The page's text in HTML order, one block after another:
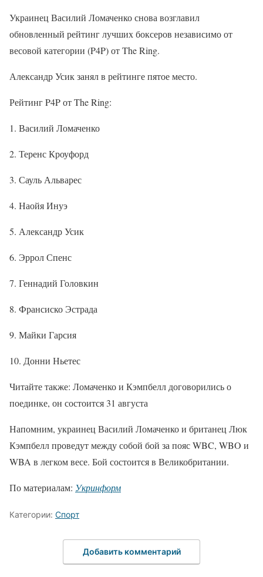
Украинец Василий Ломаченко снова возглавил
обновленный рейтинг лучших боксеров независимо от
весовой категории (P4P) от The Ring.
Александр Усик занял в рейтинге пятое место.
Рейтинг P4P от The Ring:
1. Василий Ломаченко
2. Теренс Кроуфорд
3. Сауль Альварес
4. Наойя Инуэ
5. Александр Усик
6. Эррол Спенс
7. Геннадий Головкин
8. Франсиско Эстрада
9. Майки Гарсия
10. Донни Ньетес
Читайте также: Ломаченко и Кэмпбелл договорились о
поединке, он состоится 31 августа
Напомним, украинец Василий Ломаченко и британец Люк
Кэмпбелл проведут между собой бой за пояс WBC, WBO и
WBA в легком весе. Бой состоится в Великобритании.
По материалам: Укринформ
Категории: Спорт
Добавить комментарий